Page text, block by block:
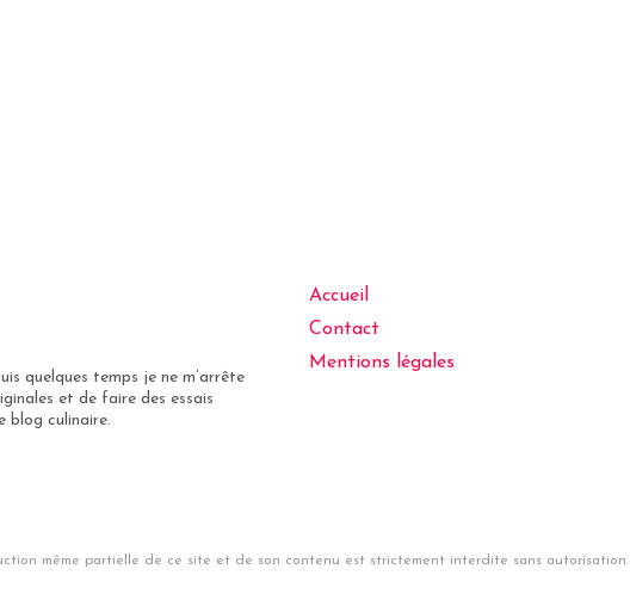
quelques temps je ne m’arrête
et de faire des essais
blog culinaire.
Accueil
Contact
Mentions légales
même partielle de ce site et de son contenu est strictement interdite sans autorisation.